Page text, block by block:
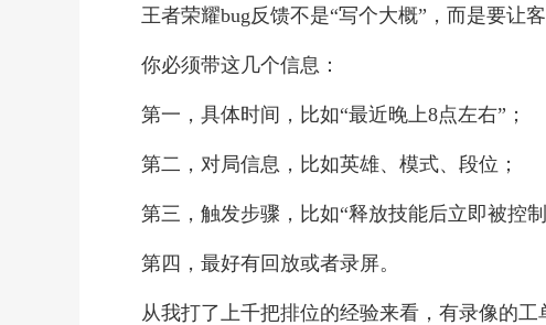
王者荣耀bug反馈不是“写个大概”，而是要让客
你必须带这几个信息：
第一，具体时间，比如“最近晚上8点左右”；
第二，对局信息，比如英雄、模式、段位；
第三，触发步骤，比如“释放技能后立即被控
第四，最好有回放或者录屏。
从我打了上千把排位的经验来看，有录像的